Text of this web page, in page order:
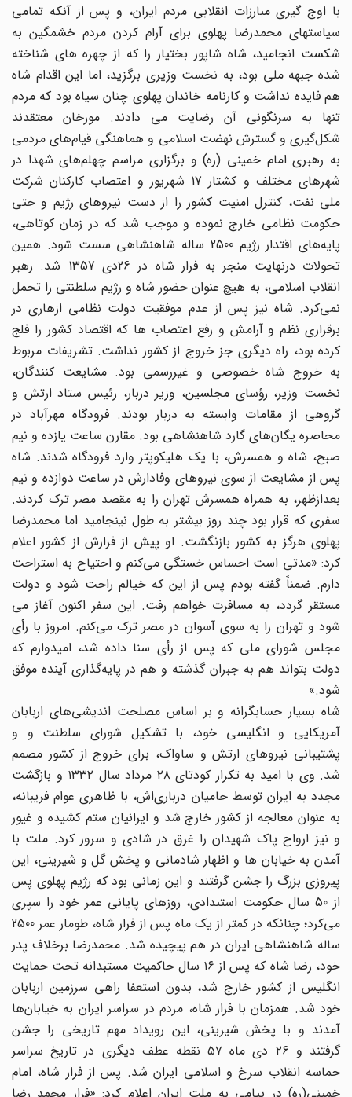
با اوج گیری مبارزات انقلابی مردم ایران، و پس از آنکه تمامی
سیاستهای محمدرضا پهلوی برای آرام کردن مردم خشمگین به
شکست انجامید، شاه شاپور بختیار را که از چهره های شناخته
شده جبهه ملی بود، به نخست وزیری برگزید، اما این اقدام شاه
هم فایده نداشت و کارنامه خاندان پهلوی چنان سیاه بود که مردم
تنها به سرنگونی آن رضایت می دادند. مورخان معتقدند
شکل‌گیری و گسترش نهضت اسلامی و هماهنگی قیام‌های مردمی
به رهبری امام خمینی (ره) و برگزاری مراسم چهلم‌های شهدا در
شهرهای مختلف و کشتار 17 شهریور و اعتصاب کارکنان شرکت
ملی نفت، کنترل امنیت کشور را از دست نیروهای رژیم و حتی
حکومت نظامی خارج نموده و موجب شد که در زمان کوتاهی،
پایه‌های اقتدار رژیم 2500 ساله شاهنشاهی سست شود. همین
تحولات درنهایت منجر به فرار شاه در 26دی 1357 شد. رهبر
انقلاب اسلامی، به هیچ عنوان حضور شاه و رژیم سلطنتی را تحمل
نمی‌کرد. شاه نیز پس از عدم موفقیت دولت نظامی ازهاری در
برقراری نظم و آرامش و رفع اعتصاب ها که اقتصاد کشور را فلج
کرده بود، راه دیگری جز خروج از کشور نداشت. تشریفات مربوط
به خروج شاه خصوصی و غیررسمی بود. مشایعت کنندگان،
نخست وزیر، رؤسای مجلسین، وزیر دربار، رئیس ستاد ارتش و
گروهی از مقامات وابسته به دربار بودند. فرودگاه مهرآباد در
محاصره یگان‌های گارد شاهنشاهی بود. مقارن ساعت یازده و نیم
صبح، شاه و همسرش، با یک هلیکوپتر وارد فرودگاه شدند. شاه
پس از مشایعت از سوی نیروهای وفادارش در ساعت دوازده و نیم
بعدازظهر، به همراه همسرش تهران را به مقصد مصر ترک کردند.
سفری که قرار بود چند روز بیشتر به طول نینجامید اما محمدرضا
پهلوی هرگز به کشور بازنگشت. او پیش از فرارش از کشور اعلام
کرد: «مدتی است احساس خستگی می‌کنم و احتیاج به استراحت
دارم. ضمناً گفته بودم پس از این که خیالم راحت شود و دولت
مستقر گردد، به مسافرت خواهم رفت. این سفر اکنون آغاز می
شود و تهران را به سوی آسوان در مصر ترک می‌کنم. امروز با رأی
مجلس شورای ملی که پس از رأی سنا داده شد، امیدوارم که
دولت بتواند هم به جبران گذشته و هم در پایه‌گذاری آینده موفق
شود.»
شاه بسیار حسابگرانه و بر اساس مصلحت اندیشی‌های اربابان
آمریکایی و انگلیسی خود، با تشکیل شورای سلطنت و و
پشتیبانی نیروهای ارتش و ساواک، برای خروج از کشور مصمم
شد. وی با امید به تکرار کودتای ۲۸ ‬مرداد سال ۱۳۳۲‬ و بازگشت
مجدد به ایران توسط حامیان درباری‌اش، با ظاهری عوام‌ فریبانه،
به عنوان معالجه از کشور خارج شد و ایرانیان ستم ‌کشیده و غیور
و نیز ارواح پاک شهیدان را غرق در شادی و سرور کرد. ملت با
آمدن به خیابان ها و اظهار شادمانی و پخش گل و شیرینی، این
پیروزی بزرگ را جشن گرفتند و این زمانی بود که رژیم پهلوی پس
از 50 سال حکومت استبدادی، روزهای پایانی عمر خود را سپری
می‌کرد؛ چنانکه در کمتر از یک ماه پس از فرار شاه، طومار عمر 2500
ساله شاهنشاهی ایران در هم پیچیده شد. محمدرضا برخلاف پدر
خود، رضا شاه که پس از ‪ ۱۶‬سال حاکمیت مستبدانه تحت حمایت
انگلیس از کشور خارج شد، بدون استعفا راهی سرزمین اربابان
خود شد. همزمان با فرار شاه، مردم در سراسر ایران به خیابان‌ها
آمدند و با پخش شیرینی، این رویداد مهم تاریخی را جشن
گرفتند و ‪ ۲۶‬دی ماه ۵۷ ‬نقطه عطف دیگری در تاریخ سراسر
حماسه انقلاب سرخ و اسلامی ایران شد. پس از فرار شاه، امام